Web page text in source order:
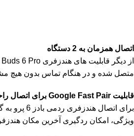
اتصال همزمان به 2 دستگاه
متصل شده و در هنگام تماس بدون هیچ
قابلیت Google Fast Pair برای اتصال راحت تر
ویژگی، امکان ردگیری آخرین مکان